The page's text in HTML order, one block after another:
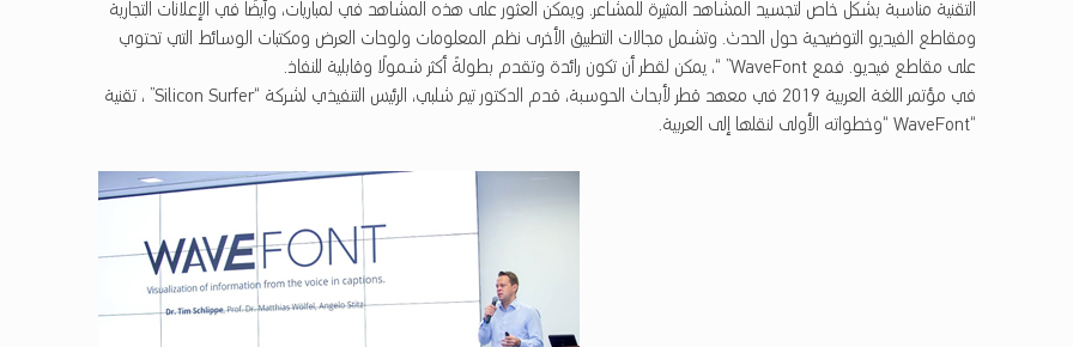
التقنية مناسبة بشكل خاص لتجسيد المشاهد المثيرة للمشاعر. ويمكن العثور على هذه المشاهد في لمباريات، وأيضًا في الإعلانات التجارية
ومقاطع الفيديو التوضيحية حول الحدث. وتشمل مجالات التطبيق الأخرى نظم المعلومات ولوحات العرض ومكتبات الوسائط التي تحتوي
على مقاطع فيديو. فمع WaveFont” “، يمكن لقطر أن تكون رائدة وتقدم بطولةً أكثر شمولًا وقابلية للنفاذ.
في مؤتمر اللغة العربية 2019 في معهد قطر لأبحاث الحوسبة، قدم الدكتور تيم شلبي، الرئيس التنفيذي لشركة “Silicon Surfer” ، تقنية
“WaveFont “وخطواته الأولى لنقلها إلى العربية.